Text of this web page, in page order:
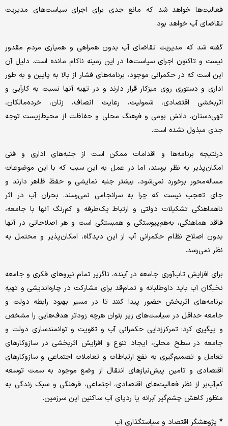
فعالیت‌ها خواهد شد که مانع جدی برای اجرای سیاست‌های مدیریت
تقاضای آب خواهد بود.
گفته شد که مدیریت تقاضای آب بدون همراهی و همیاری مردم مقدور
نیست و تاکنون اجرای سیاست‌ها در این زمینه ناکام مانده است. دلیل آن
این است که در حکمرانی موجود، برنامه‌های فشار از بالا به پایین و به طور
اداری و دستوری روی میزکار قرار دارند و در تهیه آنها نسبت به کارآیی و
اثربخشی اقتصادی، شمولیت، رعایت انصاف، زنان، خرده‌مالکان،
تهی‌دستان، دانش بومی و فرهنگ محلی و حفاظت از محیط‌زیست توجه
جدی مبذول نشده است.
درنتیجه برنامه‌ها و اقدامات ممکن است از جنبه‌های اداری و فنی
امکان‌پذیر به ‌نظر برسند، اما در عمل به این سبب که با این موضوعات
مساله‌محور برخورد نمی‌شود، بیشتر جنبه نمایشی و حفظ ظاهر دارند و
جای تعجب نیست که چرا به سرانجامی نمی‌رسند. بحران آب در اثر
ناهماهنگی تشکیلات دولتی و ارتباط یک‌طرفه و کم‌رنگ آنها با جامعه،
فاقد هماهنگی، به‌هم‌پیوستگی و همبستگی است و هر اصلاحاتی در آنها
بدون اصلاح نظام حکمرانی آب از این دیدگاه، امکان‌پذیر و محتمل به
‌نظر نمی‌رسد.
برای افزایش تاب‌آوری جامعه در آینده، ناگزیر تمام نیروهای فکری و جامعه
نخبگان آب باید داوطلبانه و تمام‌قد برای مشارکت در چاره‌اندیشی و تهیه
برنامه‌های اثربخش حضور پیدا کنند تا در مسیر بهبود رابطه دولت و
جامعه حداقل در سیاست‌های زیر بتوان هرچه زودتر هدف‌هایی را مشخص
و پیگیری کرد: تمرکززدایی حکمرانی آب و تقویت و توانمندسازی دولت و
جامعه در سطح محلی، ایجاد تنوع و افزایش اثربخشی در سازوکارهای
تعامل و تصمیم‌گیری به نفع ارتباطات و تعاملات اجتماعی و سازوکارهای
اقتصادی و تامین پیش‌نیازهای انتقال از وضع موجود به سمت توسعه
کم‌آب‌بر از نظر فعالیت‌های اقتصادی، اجتماعی، فرهنگی و سبک زندگی به
منظور کاهش چشم‌گیر آبرانه یا ردپای آب ساکنین این سرزمین.
* پژوهشگر اقتصاد و سیاستگذاری آب